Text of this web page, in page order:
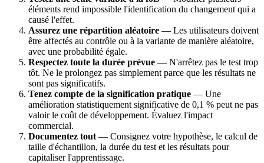
éléments rend impossible l'identification du changement qui a
causé l'effet.
Assurez une répartition aléatoire — Les utilisateurs doivent
être affectés au contrôle ou à la variante de manière aléatoire,
avec une probabilité égale.
Respectez toute la durée prévue — N'arrêtez pas le test trop
tôt. Ne le prolongez pas simplement parce que les résultats ne
sont pas significatifs.
Tenez compte de la signification pratique — Une
amélioration statistiquement significative de 0,1 % peut ne pas
valoir le coût de développement. Évaluez l'impact
commercial.
Documentez tout — Consignez votre hypothèse, le calcul de
taille d'échantillon, la durée du test et les résultats pour
capitaliser l'apprentissage.